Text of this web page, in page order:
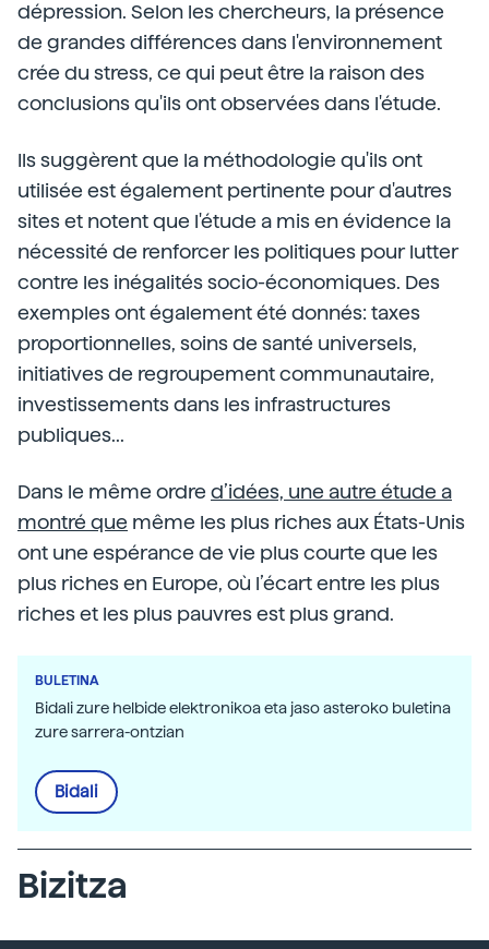
dépression. Selon les chercheurs, la présence
de grandes différences dans l'environnement
crée du stress, ce qui peut être la raison des
conclusions qu'ils ont observées dans l'étude.
Ils suggèrent que la méthodologie qu'ils ont
utilisée est également pertinente pour d'autres
sites et notent que l'étude a mis en évidence la
nécessité de renforcer les politiques pour lutter
contre les inégalités socio-économiques. Des
exemples ont également été donnés: taxes
proportionnelles, soins de santé universels,
initiatives de regroupement communautaire,
investissements dans les infrastructures
publiques...
Dans le même ordre d’idées, une autre étude a
montré que même les plus riches aux États-Unis
ont une espérance de vie plus courte que les
plus riches en Europe, où l’écart entre les plus
riches et les plus pauvres est plus grand.
BULETINA
Bidali zure helbide elektronikoa eta jaso asteroko buletina
zure sarrera-ontzian
Bidali
Bizitza